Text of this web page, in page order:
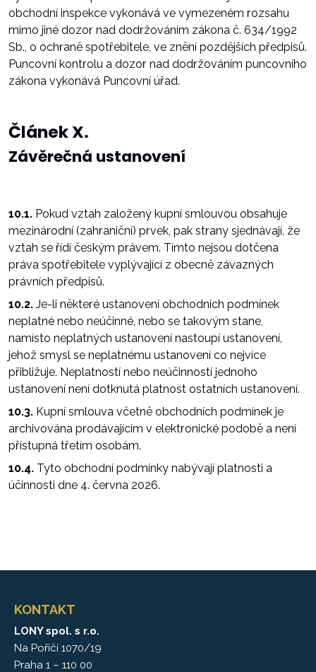
obchodní inspekce vykonává ve vymezeném rozsahu
mimo jiné dozor nad dodržováním zákona č. 634/1992
Sb., o ochraně spotřebitele, ve znění pozdějších předpisů.
Puncovní kontrolu a dozor nad dodržováním puncovního
zákona vykonává Puncovní úřad.
Článek X.
Závěrečná ustanovení
10.1. Pokud vztah založený kupní smlouvou obsahuje
mezinárodní (zahraniční) prvek, pak strany sjednávají, že
vztah se řídí českým právem. Tímto nejsou dotčena
práva spotřebitele vyplývající z obecně závazných
právních předpisů.
10.2. Je-li některé ustanovení obchodních podmínek
neplatné nebo neúčinné, nebo se takovým stane,
namísto neplatných ustanovení nastoupí ustanovení,
jehož smysl se neplatnému ustanovení co nejvíce
přibližuje. Neplatností nebo neúčinností jednoho
ustanovení není dotknutá platnost ostatních ustanovení.
10.3. Kupní smlouva včetně obchodních podmínek je
archivována prodávajícím v elektronické podobě a není
přístupná třetím osobám.
10.4. Tyto obchodní podmínky nabývají platnosti a
účinnosti dne 4. června 2026.
KONTAKT
LONY spol. s r.o.
Na Poříčí 1070/19
Praha 1 – 110 00